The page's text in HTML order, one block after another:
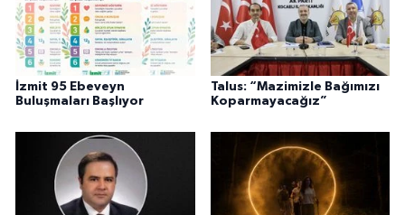
İzmit 95 Ebeveyn
Buluşmaları Başlıyor
Talus: “Mazimizle Bağımızı
Koparmayacağız”